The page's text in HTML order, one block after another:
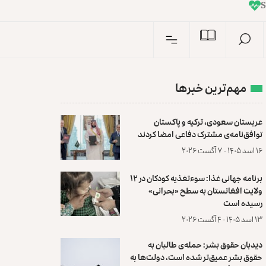
n
I
مهم‌ترین خبرها
عربستان سعودی، ترکیه و پاکستان
توافق‌نامه‌ی مشترک دفاعی امضا کردند
۱۶ اسد ۱۴۰۵ - ۷ آگست ۲۰۲۶
برنامه جهانی غذا: سوءتغذیه کودکان در ۱۲
ولایت افغانستان به سطح «بحرانی»
رسیده است
۱۳ اسد ۱۴۰۵ - ۴ آگست ۲۰۲۶
دیدبان حقوق بشر: حمله‌ی طالبان به
حقوق بشر عمیق‌تر شده است، دولت‌ها به